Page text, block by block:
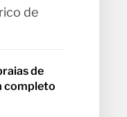
de
de
completo